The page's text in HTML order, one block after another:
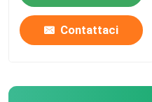
Contattaci